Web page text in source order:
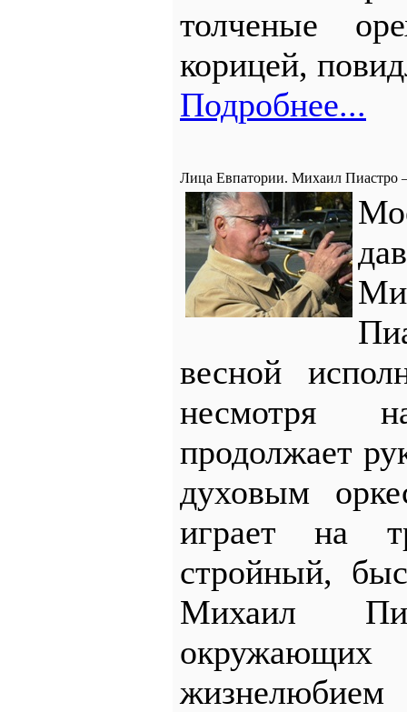
толченые
корицей,
Подробнее...
Лица Евпатории. Михаил Пиастро
весной
несмотря
продолжает
духовым
играет на
стройный,
Михаил